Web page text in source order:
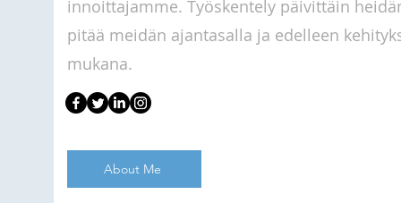
innoittajamme. Työskentely päivittäin
pitää meidän ajantasalla ja edelleen
mukana.
About Me